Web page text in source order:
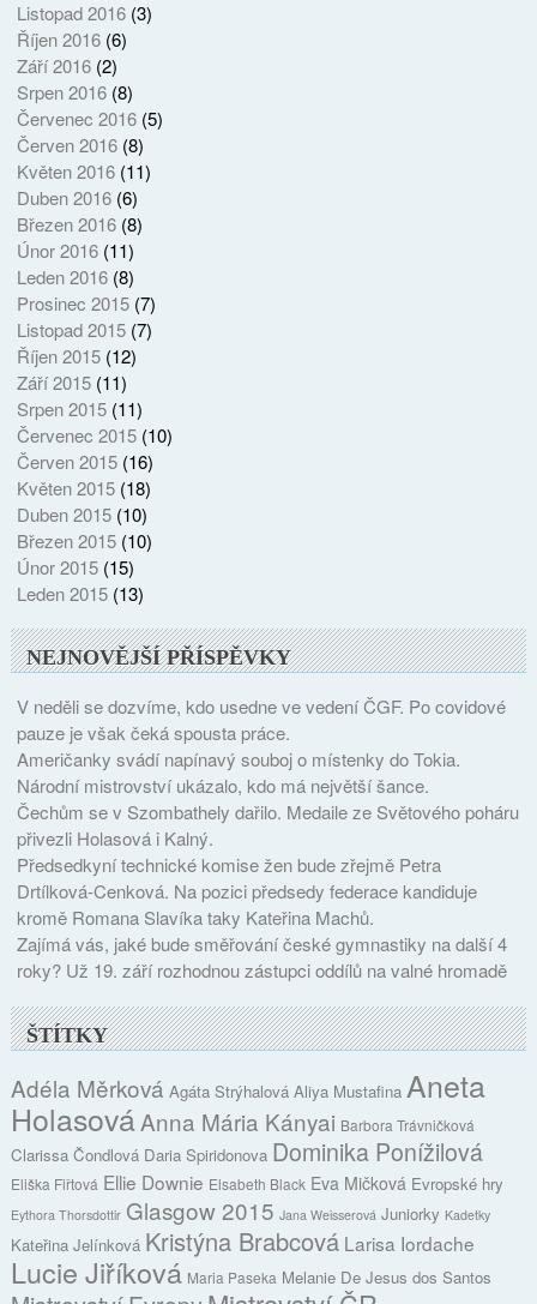
Listopad 2016(3)
Říjen 2016(6)
Září 2016(2)
Srpen 2016(8)
Červenec 2016(5)
Červen 2016(8)
Květen 2016(11)
Duben 2016(6)
Březen 2016(8)
Únor 2016(11)
Leden 2016(8)
Prosinec 2015(7)
Listopad 2015(7)
Říjen 2015(12)
Září 2015(11)
Srpen 2015(11)
Červenec 2015(10)
Červen 2015(16)
Květen 2015(18)
Duben 2015(10)
Březen 2015(10)
Únor 2015(15)
Leden 2015(13)
NEJNOVĚJŠÍ PŘÍSPĚVKY
V neděli se dozvíme, kdo usedne ve vedení ČGF. Po covidové
pauze je však čeká spousta práce.
Američanky svádí napínavý souboj o místenky do Tokia.
Národní mistrovství ukázalo, kdo má největší šance.
Čechům se v Szombathely dařilo. Medaile ze Světového poháru
přivezli Holasová i Kalný.
Předsedkyní technické komise žen bude zřejmě Petra
Drtílková-Cenková. Na pozici předsedy federace kandiduje
kromě Romana Slavíka taky Kateřina Machů.
Zajímá vás, jaké bude směřování české gymnastiky na další 4
roky? Už 19. září rozhodnou zástupci oddílů na valné hromadě
ŠTÍTKY
Adéla Měrková Agáta Strýhalová Aliya Mustafina Aneta
HolasováAnna Mária Kányai Barbora Trávničková
Clarissa Čondlová Daria Spiridonova Dominika Ponížilová
Eliška Fiřtová Ellie Downie Elsabeth Black Eva Mičková Evropské hry
Eythora Thorsdottir Glasgow 2015 Jana Weisserová Juniorky Kadetky
Kateřina Jelínková Kristýna Brabcová Larisa Iordache
Lucie Jiříková Maria Paseka Melanie De Jesus dos Santos